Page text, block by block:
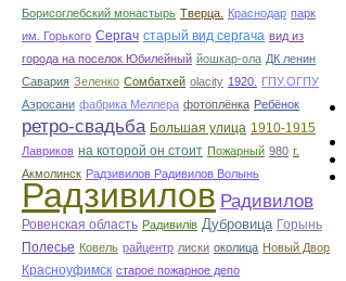
Борисоглебский монастырь Тверца. Краснодар парк
им. Горького Сергач старый вид сергача вид из
города на поселок Юбилейный йошкар-ола ДК ленин
Савария Зеленко Сомбатхей olacity 1920.
ГПУ.ОГПУ
Аэросани фабрика Меллера фотоплёнка Ребёнок
ретро-свадьба Большая улица 1910-1915
Лавриков на которой он стоит Пожарный 980 г.
Акмолинск Радзивилов Радивилов Волынь
Радзивилов Радивилов
Ровенская область Радивилiв Дубровица Горынь
Полесье Ковель райцентр лиски околица Новый Двор
Красноуфимск старое пожарное депо